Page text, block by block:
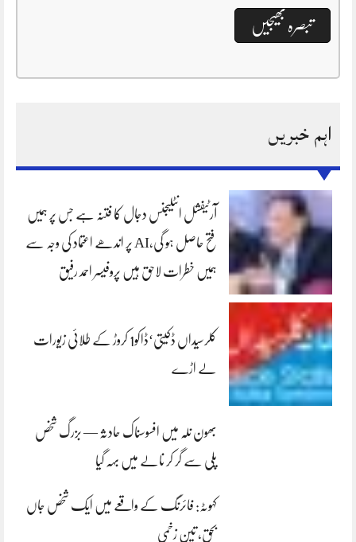
اہم خبریں
آرٹیفشل انٹلیجنس دجال کا فتنہ ہے جس پر ہمیں
فتح حاصل ہو گی،AI پر اندھے اعتماد کی وجہ سے
ہمیں خطرات لاحق ہیں پروفیسر احمد رفیق
کلرسیداں ڈکیتی‘ڈاکو1 کروڑ کے طلائی زیورات
لے اڑے
بھون نلہ میں افسوسناک حادثہ — بزرگ شخص
پلی سے گر کر نالے میں بہہ گیا
کہوٹہ: فائرنگ کے واقعے میں ایک شخص جاں
بحق، تین زخمی